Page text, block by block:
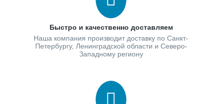
Быстро и качественно доставляем
Наша компания производит доставку по Санкт-
Петербургу, Ленинградской области и Северо-
Западному региону